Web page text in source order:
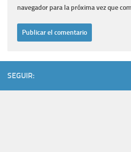
navegador para la próxima vez que
SEGUIR: